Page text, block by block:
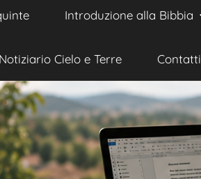
Introduzione alla Bibbia
Notiziario Cielo e Terre Contatti